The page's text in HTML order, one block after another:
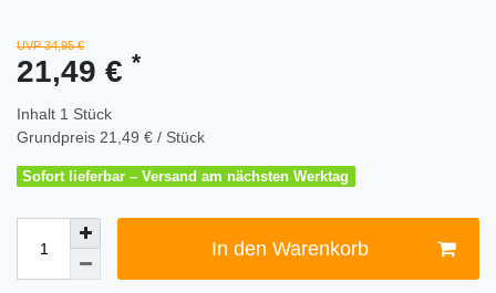
UVP 34,95 €
21,49 € *
Inhalt 1 Stück
Grundpreis 21,49 € / Stück
Sofort lieferbar – Versand am nächsten Werktag
In den Warenkorb